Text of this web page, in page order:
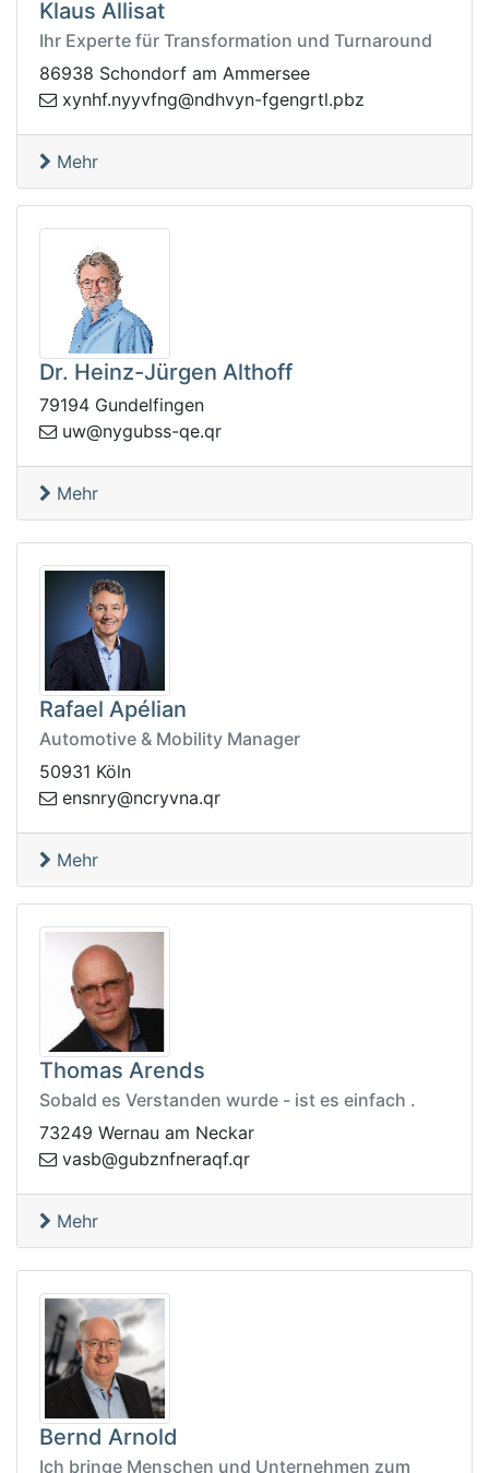
Klaus Allisat
Ihr Experte für Transformation und Turnaround
86938 Schondorf am Ammersee
zbp.ltrgnegf-nyvhdn@gnfvyyn.f
hnyx
Mehr
Dr. Heinz-Jürgen Althoff
79194 Gundelfingen
rq.
eq-ssbugyn@wu
Mehr
Rafael Apélian
Automotive & Mobility Manager
50931 Köln
rq.an
vyrcn@yrnsne
Mehr
Thomas Arends
Sobald es Verstanden wurde - ist es einfach .
73249 Wernau am Neckar
rq.fqare
nfnzbug@bsav
Mehr
Bernd Arnold
Ich bringe Menschen und Unternehmen zum